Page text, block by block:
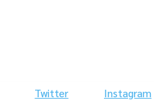
Twitter Instagram